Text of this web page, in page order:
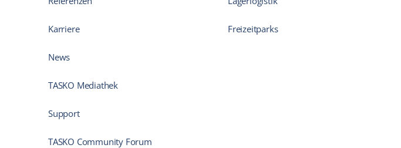
Karriere
News
TASKO Mediathek
Support
TASKO Community Forum
Freizeitparks